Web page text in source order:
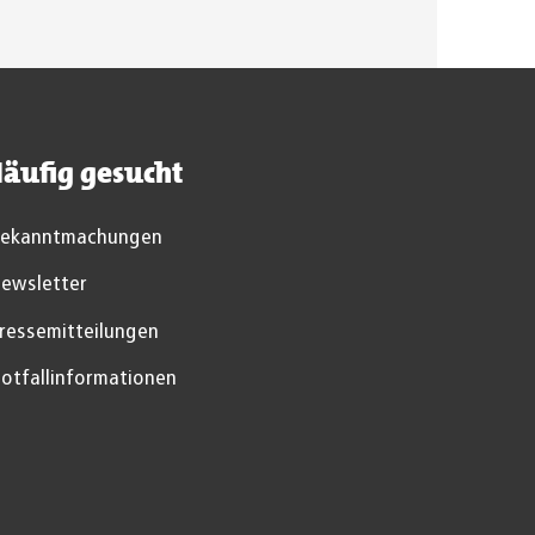
gesucht